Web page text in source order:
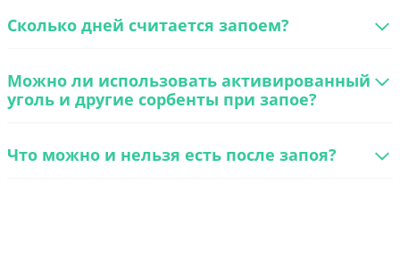
Сколько дней считается запоем?
Можно ли использовать активированный
уголь и другие сорбенты при запое?
Что можно и нельзя есть после запоя?